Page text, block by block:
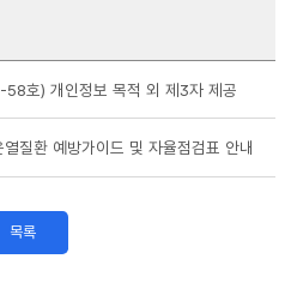
호) 개인정보 목적 외 제3자 제공
질환 예방가이드 및 자율점검표 안내
목록